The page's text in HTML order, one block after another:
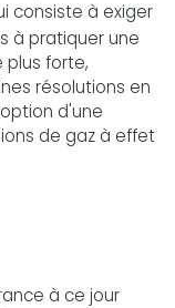
consiste à exiger
à pratiquer une
plus forte,
résolutions en
d'une
de gaz à effet
à ce jour